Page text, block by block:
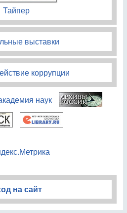
Тайпер
выставки
коррупции
на сайт